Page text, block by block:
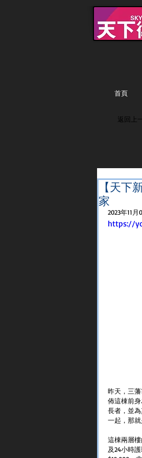
首頁
返回上
【天下
家
2023年11
https://
昨天，三
佈這棟前
長者，並
一起，那
這棟兩層
及24小時